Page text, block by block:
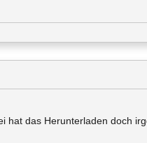
hat das Herunterladen doch